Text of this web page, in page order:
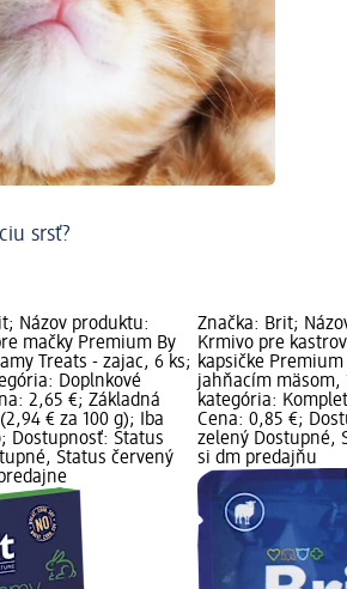
srsť?
Názov produktu:
mačky Premium By
Treats - zajac, 6 ks;
Doplnkové
2,65 €; Základná
€ za 100 g); Iba
Dostupnosť: Status
Status červený
Značka: Brit;
Krmivo pre
kapsičke
jahňacím mäsom,
kategória:
Cena: 0,85 €;
zelený Dostupné,
si dm predajňu